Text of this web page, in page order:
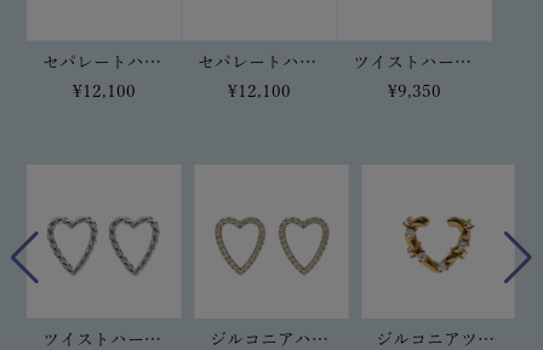
セパレートハートピアス(ゴールド)
¥12,100
セパレートハートピアス(シルバー)
¥12,100
ツイストハートピアス(ゴールド)
¥9,350
ツイストハートピアス(シルバー)
ジルコニアハートピアス
ジルコニアツイストハートイヤーカフ(ゴールド)